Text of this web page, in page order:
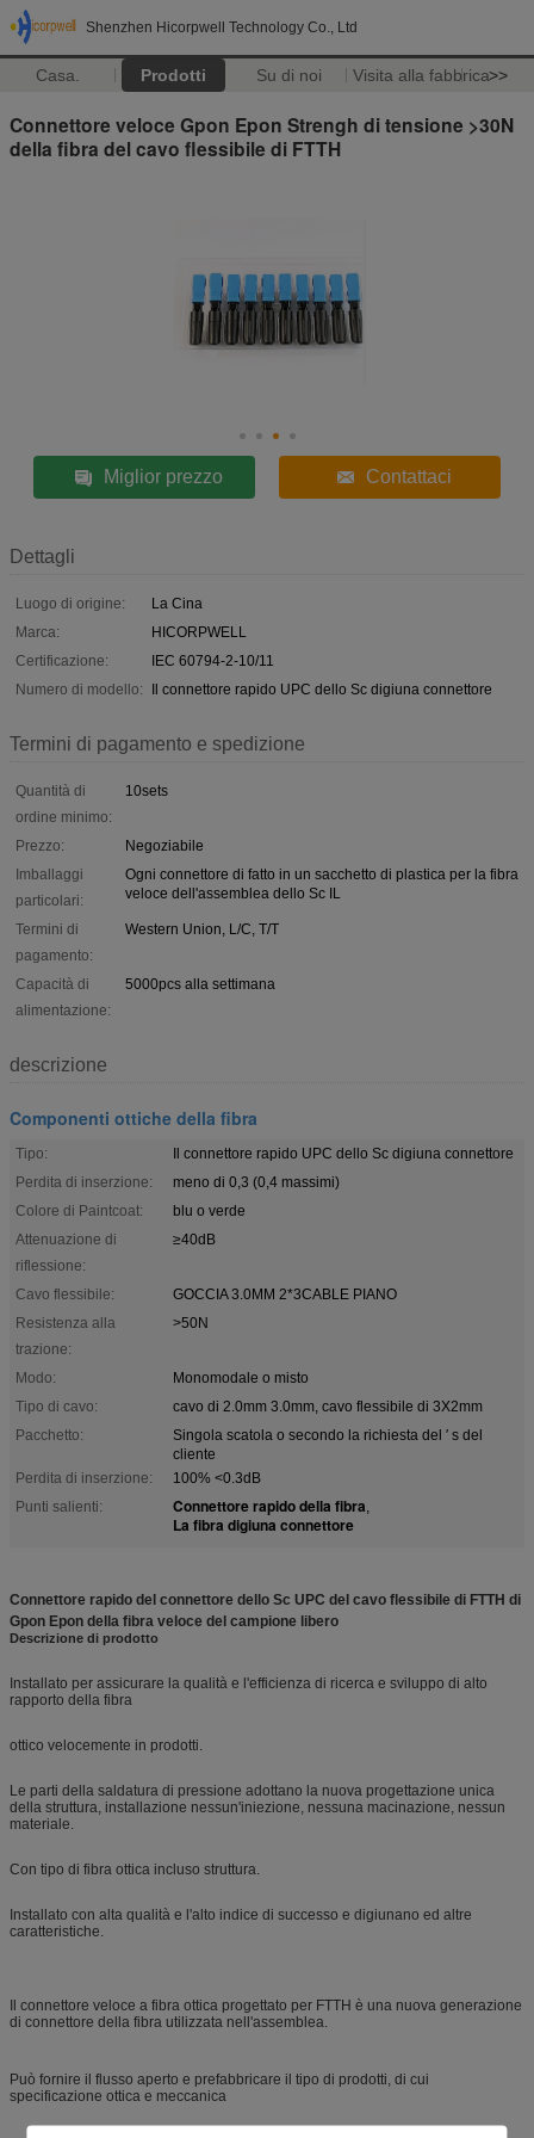
Shenzhen Hicorpwell Technology Co., Ltd
Casa. Prodotti Su di noi Visita alla fabbrica>>
Connettore veloce Gpon Epon Strengh di tensione >30N
della fibra del cavo flessibile di FTTH
Miglior prezzo Contattaci
Dettagli
Luogo di origine:
La Cina
Marca:
HICORPWELL
Certificazione:
IEC 60794-2-10/11
Numero di modello:
Il connettore rapido UPC dello Sc digiuna connettore
Termini di pagamento e spedizione
Quantità di
ordine minimo:
10sets
Prezzo:
Negoziabile
Imballaggi
particolari:
Ogni connettore di fatto in un sacchetto di plastica per la fibra
veloce dell'assemblea dello Sc IL
Termini di
pagamento:
Western Union, L/C, T/T
Capacità di
alimentazione:
5000pcs alla settimana
descrizione
Componenti ottiche della fibra
Tipo:
Il connettore rapido UPC dello Sc digiuna connettore
Perdita di inserzione:
meno di 0,3 (0,4 massimi)
Colore di Paintcoat:
blu o verde
Attenuazione di
riflessione:
≥40dB
Cavo flessibile:
GOCCIA 3.0MM 2*3CABLE PIANO
Resistenza alla
trazione:
>50N
Modo:
Monomodale o misto
Tipo di cavo:
cavo di 2.0mm 3.0mm, cavo flessibile di 3X2mm
Pacchetto:
Singola scatola o secondo la richiesta del ′ s del
cliente
Perdita di inserzione:
100% <0.3dB
Punti salienti:
Connettore rapido della fibra,
La fibra digiuna connettore
Connettore rapido del connettore dello Sc UPC del cavo flessibile di FTTH di
Gpon Epon della fibra veloce del campione libero
Descrizione di prodotto
Installato per assicurare la qualità e l'efficienza di ricerca e sviluppo di alto
rapporto della fibra
ottico velocemente in prodotti.
Le parti della saldatura di pressione adottano la nuova progettazione unica
della struttura, installazione nessun'iniezione, nessuna macinazione, nessun
materiale.
Con tipo di fibra ottica incluso struttura.
Installato con alta qualità e l'alto indice di successo e digiunano ed altre
caratteristiche.
Il connettore veloce a fibra ottica progettato per FTTH è una nuova generazione
di connettore della fibra utilizzata nell'assemblea.
Può fornire il flusso aperto e prefabbricare il tipo di prodotti, di cui
specificazione ottica e meccanica